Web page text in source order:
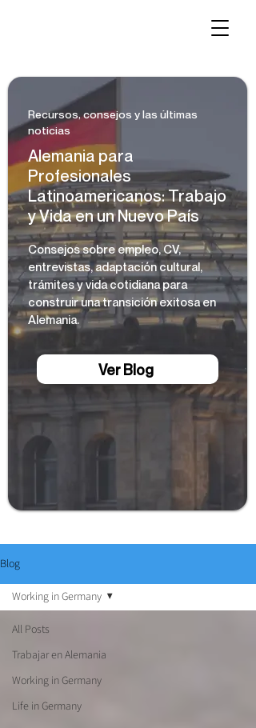
Alemania para
Profesionales
Latinoamericanos: Trabajo
y Vida en un Nuevo País
Consejos sobre empleo, CV,
entrevistas, adaptación cultural,
trámites y vida cotidiana para
construir una transición exitosa en
Alemania.
Recursos, consejos y las últimas
noticias
Ver Blog
Blog
All Posts
Trabajar en Alemania
Working in Germany
Life in Germany
Working in Germany